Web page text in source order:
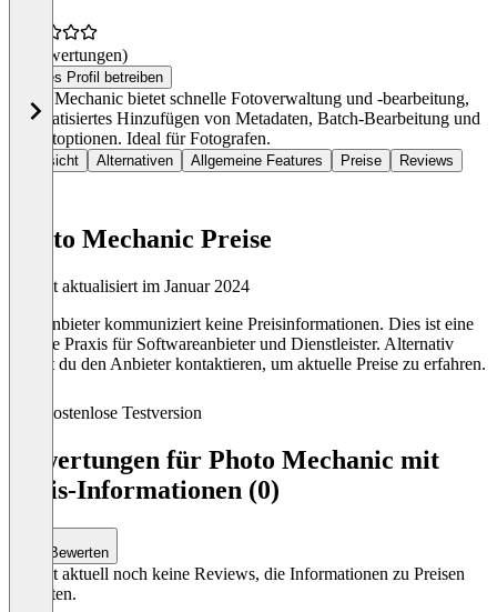
(0 Bewertungen)
Dieses Profil betreiben
Photo Mechanic bietet schnelle Fotoverwaltung und -bearbeitung,
automatisiertes Hinzufügen von Metadaten, Batch-Bearbeitung und
Exportoptionen. Ideal für Fotografen.
Übersicht Alternativen Allgemeine Features Preise Reviews
Photo Mechanic Preise
Zuletzt aktualisiert im Januar 2024
Der Anbieter kommuniziert keine Preisinformationen. Dies ist eine
übliche Praxis für Softwareanbieter und Dienstleister. Alternativ
kannst du den Anbieter kontaktieren, um aktuelle Preise zu erfahren.
Kostenlose Testversion
Bewertungen für Photo Mechanic mit
Preis-Informationen (0)
Bewerten
Es gibt aktuell noch keine Reviews, die Informationen zu Preisen
enthalten.